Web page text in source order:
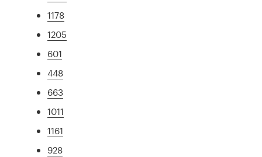
1178
1205
601
448
663
1011
1161
928